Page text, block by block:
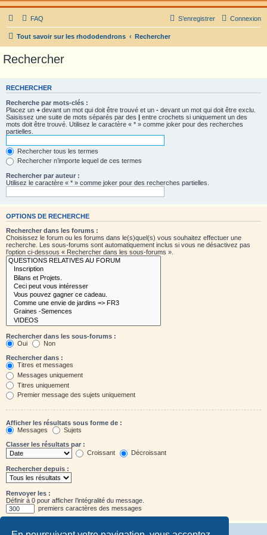
FAQ Connexion
S’enregistrer
Tout savoir sur les rhododendrons Rechercher
Rechercher
RECHERCHER
Recherche par mots-clés :
Placez un + devant un mot qui doit être trouvé et un - devant un mot qui doit être exclu.
Saisissez une suite de mots séparés par des | entre crochets si uniquement un des
mots doit être trouvé. Utilisez le caractère « * » comme joker pour des recherches
partielles.
Rechercher tous les termes
Rechercher n’importe lequel de ces termes
Rechercher par auteur :
Utilisez le caractère « * » comme joker pour des recherches partielles.
OPTIONS DE RECHERCHE
Rechercher dans les forums :
Choisissez le forum ou les forums dans le(s)quel(s) vous souhaitez effectuer une
recherche. Les sous-forums sont automatiquement inclus si vous ne désactivez pas
l’option ci-dessous « Rechercher dans les sous-forums ».
Rechercher dans les sous-forums :
Oui
Non
Rechercher dans :
Titres et messages
Messages uniquement
Titres uniquement
Premier message des sujets uniquement
Afficher les résultats sous forme de :
Messages
Sujets
Classer les résultats par :
Croissant
Décroissant
Rechercher depuis :
Renvoyer les :
Définir à 0 pour afficher l’intégralité du message.
premiers caractères des messages